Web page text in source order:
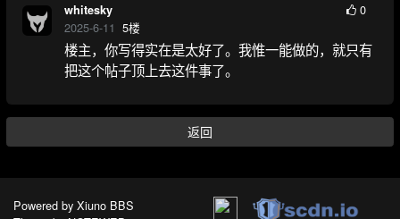
whitesky
2025-6-11 5楼
0
楼主，你写得实在是太好了。我惟一能做的，就只有
把这个帖子顶上去这件事了。
返回
Powered by Xiuno BBS